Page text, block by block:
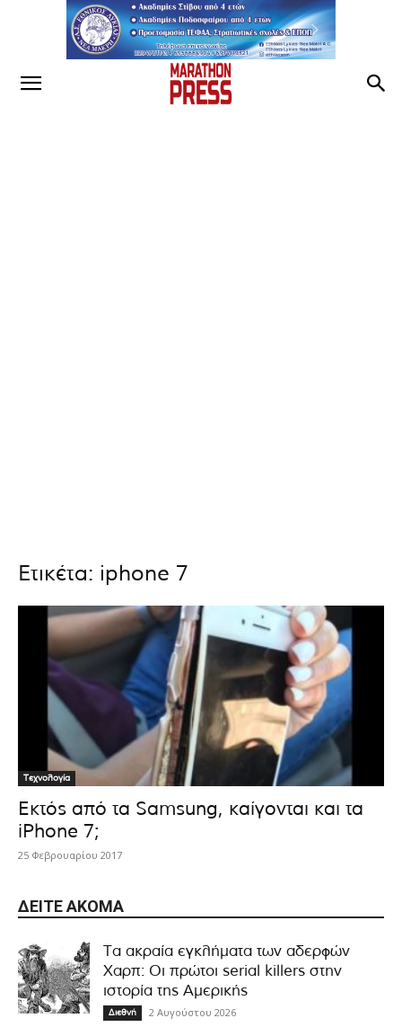
Ετικέτα: iphone 7
Τεχνολογία
Εκτός από τα Samsung, καίγονται και τα
iPhone 7;
25 Φεβρουαρίου 2017
ΔΕΊΤΕ ΑΚΌΜΑ
Τα ακραία εγκλήματα των αδερφών
Χαρπ: Οι πρώτοι serial killers στην
ιστορία της Αμερικής
Διεθνή 2 Αυγούστου 2026